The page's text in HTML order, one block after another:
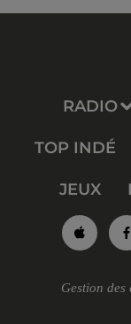
RADIO
TOP INDÉ
JEUX
Gestion des